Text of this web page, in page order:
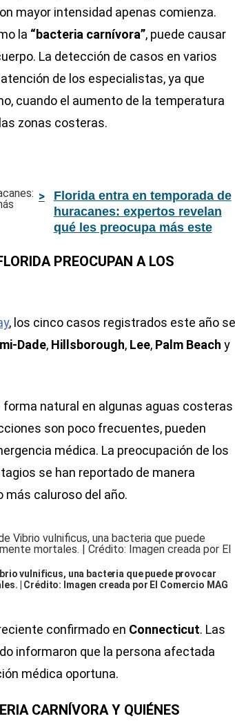
mayor intensidad apenas comienza.
la “bacteria carnívora”, puede causar
La detección de casos en varios
de los especialistas, ya que
cuando el aumento de la temperatura
zonas costeras.
Florida entra en temporada de
huracanes: expertos revelan
qué les preocupa más este
PREOCUPAN A LOS
, los cinco casos registrados este año se
Dade, Hillsborough, Lee, Palm Beach y
forma natural en algunas aguas costeras
son poco frecuentes, pueden
médica. La preocupación de los
se han reportado de manera
más caluroso del año.
vulnificus, una bacteria que puede provocar
| Crédito: Imagen creada por El Comercio MAG
confirmado en Connecticut. Las
informaron que la persona afectada
médica oportuna.
CARNÍVORA Y QUIÉNES